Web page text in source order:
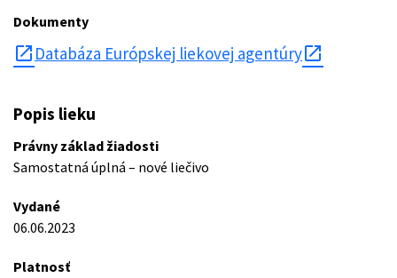
Dokumenty
open_in_new Databáza Európskej liekovej agentúry
Popis lieku
Právny základ žiadosti
Samostatná úplná – nové liečivo
Vydané
06.06.2023
Platnosť